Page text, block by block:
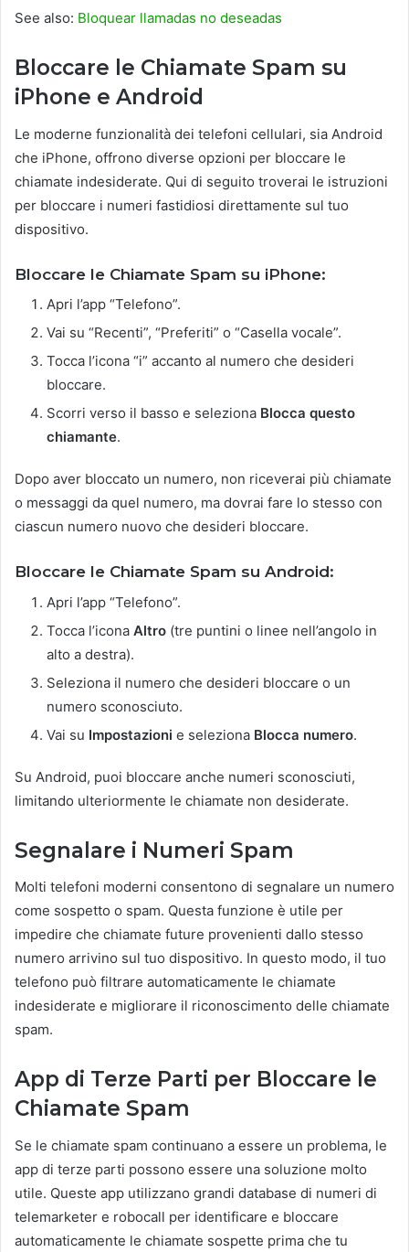
See also: Bloquear llamadas no deseadas
Bloccare le Chiamate Spam su
iPhone e Android
Le moderne funzionalità dei telefoni cellulari, sia Android
che iPhone, offrono diverse opzioni per bloccare le
chiamate indesiderate. Qui di seguito troverai le istruzioni
per bloccare i numeri fastidiosi direttamente sul tuo
dispositivo.
Bloccare le Chiamate Spam su iPhone:
Apri l’app “Telefono”.
Vai su “Recenti”, “Preferiti” o “Casella vocale”.
Tocca l’icona “i” accanto al numero che desideri
bloccare.
Scorri verso il basso e seleziona Blocca questo
chiamante.
Dopo aver bloccato un numero, non riceverai più chiamate
o messaggi da quel numero, ma dovrai fare lo stesso con
ciascun numero nuovo che desideri bloccare.
Bloccare le Chiamate Spam su Android:
Apri l’app “Telefono”.
Tocca l’icona Altro (tre puntini o linee nell’angolo in
alto a destra).
Seleziona il numero che desideri bloccare o un
numero sconosciuto.
Vai su Impostazioni e seleziona Blocca numero.
Su Android, puoi bloccare anche numeri sconosciuti,
limitando ulteriormente le chiamate non desiderate.
Segnalare i Numeri Spam
Molti telefoni moderni consentono di segnalare un numero
come sospetto o spam. Questa funzione è utile per
impedire che chiamate future provenienti dallo stesso
numero arrivino sul tuo dispositivo. In questo modo, il tuo
telefono può filtrare automaticamente le chiamate
indesiderate e migliorare il riconoscimento delle chiamate
spam.
App di Terze Parti per Bloccare le
Chiamate Spam
Se le chiamate spam continuano a essere un problema, le
app di terze parti possono essere una soluzione molto
utile. Queste app utilizzano grandi database di numeri di
telemarketer e robocall per identificare e bloccare
automaticamente le chiamate sospette prima che tu